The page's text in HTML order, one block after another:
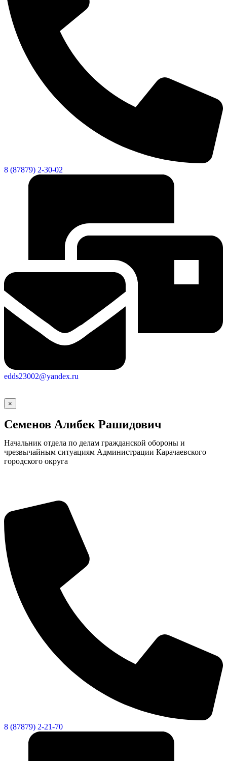
8 (87879) 2-30-02
edds23002@yandex.ru
×
Семенов Алибек Рашидович
Начальник отдела по делам гражданской обороны и
чрезвычайным ситуациям Администрации Карачаевского
городского округа
8 (87879) 2-21-70